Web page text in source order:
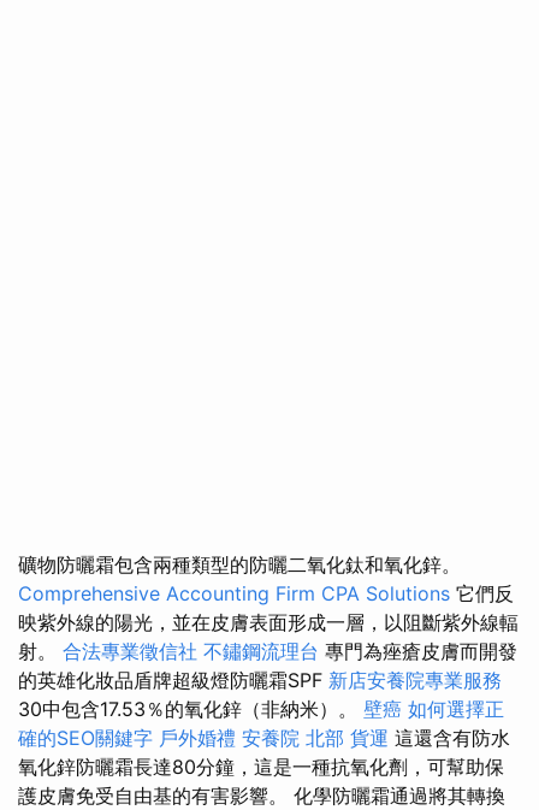
礦物防曬霜包含兩種類型的防曬二氧化鈦和氧化鋅。
Comprehensive Accounting Firm CPA Solutions 它們反
映紫外線的陽光，並在皮膚表面形成一層，以阻斷紫外線輻
射。 合法專業徵信社 不鏽鋼流理台 專門為痤瘡皮膚而開發
的英雄化妝品盾牌超級燈防曬霜SPF 新店安養院專業服務
30中包含17.53％的氧化鋅（非納米）。 壁癌 如何選擇正
確的SEO關鍵字 戶外婚禮 安養院 北部 貨運 這還含有防水
氧化鋅防曬霜長達80分鐘，這是一種抗氧化劑，可幫助保
護皮膚免受自由基的有害影響。 化學防曬霜通過將其轉換